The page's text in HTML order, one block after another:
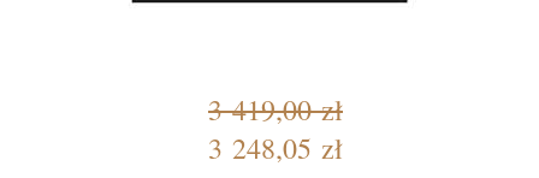
3 419,00 zł
3 248,05 zł